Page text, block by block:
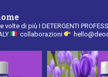
volte di più I DETERGENTI
collaborazioni